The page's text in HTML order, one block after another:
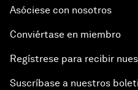
Asóciese con nosotros
Conviértase en miembro
Regístrese para recibir
Suscríbase a nuestros